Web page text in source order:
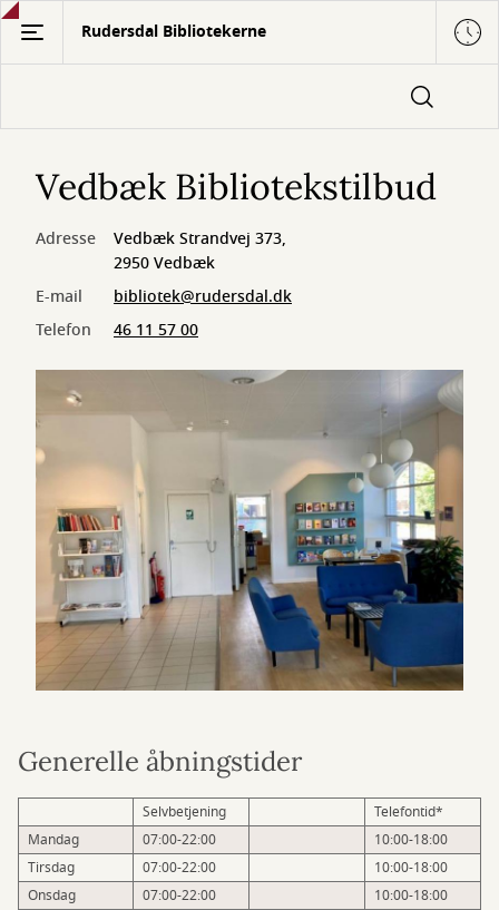
Gå
hovedindhold
Rudersdal Bibliotekerne
Vedbæk Bibliotekstilbud
Adresse
Vedbæk Strandvej 373,
2950 Vedbæk
E-mail
bibliotek@rudersdal.dk
Telefon
46 11 57 00
Generelle åbningstider
Selvbetjening
Telefontid*
Mandag
07:00-22:00
10:00-18:00
Tirsdag
07:00-22:00
10:00-18:00
Onsdag
07:00-22:00
10:00-18:00